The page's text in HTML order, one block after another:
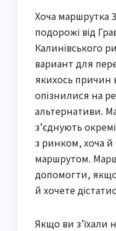
Хоча маршрутка
подорожі від
Калинівського
вариант для
якихось причин
опізнилися на
альтернативи.
з’єднують
з ринком, хоча
маршрутом.
допомогти,
й хочете
Якщо ви з’їхали